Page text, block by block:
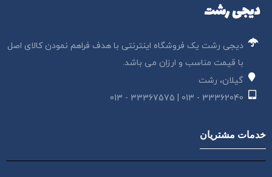
دیجی رشت
دیجی رشت یک فروشگاه اینترنتی با هدف فراهم نمودن کالای اصل
با قیمت مناسب و ارزان می باشد.
گیلان، رشت
33362040 - 013 | 33367575 - 013
خدمات مشتریان